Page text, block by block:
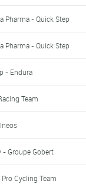
Pharma - Quick Step
Pharma - Quick Step
- Endura
Team
- Groupe Gobert
Pro Cycling Team